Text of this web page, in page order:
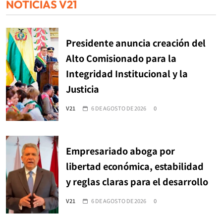
NOTICIAS V21
Presidente anuncia creación del
Alto Comisionado para la
Integridad Institucional y la
Justicia
V21 6 DE AGOSTO DE 2026 0
Empresariado aboga por
libertad económica, estabilidad
y reglas claras para el desarrollo
V21 6 DE AGOSTO DE 2026 0